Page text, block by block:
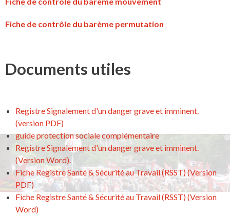
Fiche de contrôle du barème permutation
Documents utiles
Registre Signalement d'un danger grave et imminent.
(version PDF)
guide protection sociale complémentaire
Registre Signalement d'un danger grave et imminent.
(Version Word).
Fiche Registre Santé & Sécurité au Travail (RSST) (Version
PDF)
Fiche Registre Santé & Sécurité au Travail (RSST) (Version
Word)